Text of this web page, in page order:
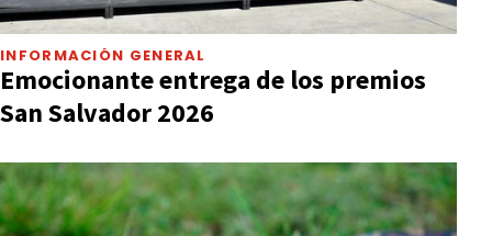
INFORMACIÓN GENERAL
Emocionante entrega de los premios
San Salvador 2026